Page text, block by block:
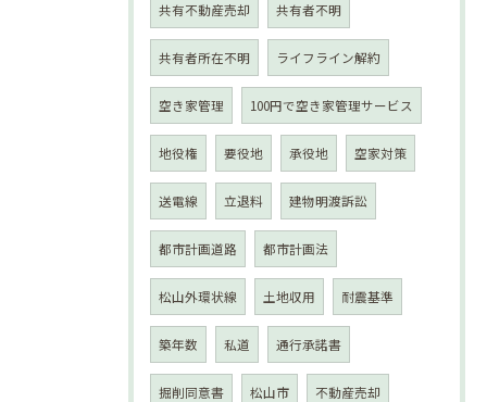
共有不動産売却 共有者不明
共有者所在不明 ライフライン解約
空き家管理 100円で空き家管理サービス
地役権 要役地 承役地 空家対策
送電線 立退料 建物明渡訴訟
都市計画道路 都市計画法
松山外環状線 土地収用 耐震基準
築年数 私道 通行承諾書
掘削同意書 松山市 不動産売却